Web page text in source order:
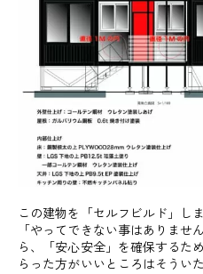
この建物を「セルフビルド」し
「やってできない事はありま
ら、「安心安全」を確保するた
らった方がいいところはそうい